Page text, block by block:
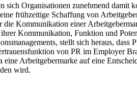
sich Organisationen zunehmend
frühzeitige Schaffung von
Kommunikation einer
Kommunikation, Funktion und
stellt sich heraus,
von PR im Employer
Arbeitgebermarke auf eine
wird.